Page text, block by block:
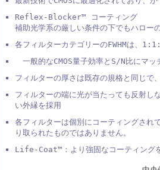
Reflex-Blocker™ コーティング
補助光学系の厳しい条件の下でもハロー
各フィルターカテゴリーのFWHMは、
一般的なCMOS量子効率とS/N比にマッ
フィルターの厚さは既存の規格と同じで
フィルターの端に光が当たっても反射し
い外縁を採用
各フィルターは個別にコーティングされ
り取られたものではありません。
Life-Coat™：より強固なコーティングを